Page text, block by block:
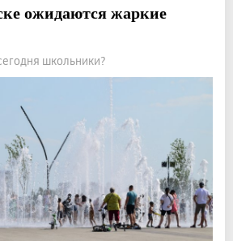
ожидаются жаркие
школьники?